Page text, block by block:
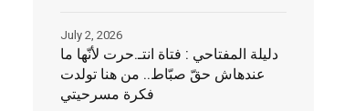
دليلة المفتاحي : فتاة انتـ.حرت لأنّها ما
عندهاش حقّ صبّاط.. من هنا تولدت
فكرة مسرحيتي
July 2, 2026